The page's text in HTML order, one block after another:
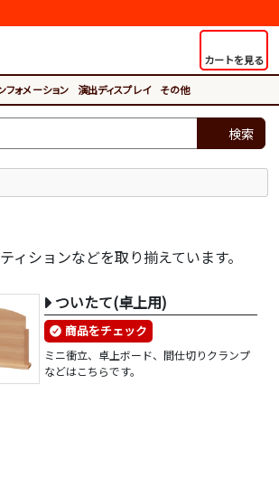
カートを見る
フォメーション 演出ディスプレイ その他
検索
ションなどを取り揃えています。
ついたて(卓上用)
商品をチェック
ミニ衝立、卓上ボード、間仕切りクランプ
などはこちらです。